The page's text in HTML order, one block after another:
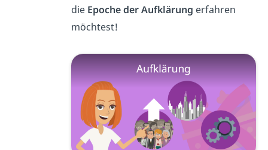
die Epoche der Aufklärung erfahren
möchtest!